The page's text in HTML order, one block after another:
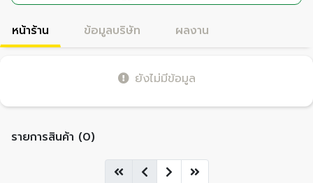
หน้าร้าน ข้อมูลบริษัท ผลงาน
ยังไม่มีข้อมูล
รายการสินค้า (0)